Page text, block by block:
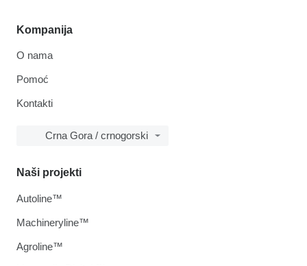
Kompanija
O nama
Pomoć
Kontakti
Crna Gora / crnogorski
Naši projekti
Autoline™
Machineryline™
Agroline™